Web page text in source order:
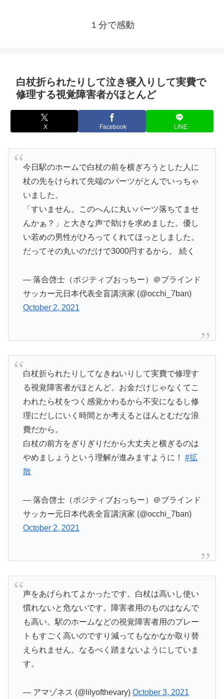
１分で感動
白杖折られたりして泣き寝入りして実費で
修理する視覚障害者がほとんど
X Facebook LINE
今日駅のホームで白杖の前を横ぎろうとした人に
杖の先をけられて先端のパーツがとんでいっちゃ
いました。
「すいません。このへんに丸いパーツ落ちてませ
んかぁ？」と大きな声で助けを求めました。優し
い若めの男性がひろってくれてほっとしました。
だってその丸いのだけで3000円するから。 続く
— 落合啓士（ポジティブおっちー）＠ブラインド
サッカー元日本代表全盲講演家 (@occhi_7ban)
October 2, 2021
白杖折られたりしてなきねいりして実費で修理す
る視覚障害者がほとんど。お金だけじゃなくてこ
われたら杖をつく感覚かわるから不安になるし修
理にだしにいく時間とか考えるとほんとむだな浪
費だから。
白杖の前方をぎりぎりだから大丈夫と横ぎるのは
やめましょうという理解が進みますように！ #拡
散
— 落合啓士（ポジティブおっちー）＠ブラインド
サッカー元日本代表全盲講演家 (@occhi_7ban)
October 2, 2021
声をあげられてよかったです。白杖は高いし使い
慣れないと危ないです。障害者用のものはなんで
も高い。駅のホームなどの視覚障害者用のプレー
トもすごく高いのですり減ってもなかなか取り替
えられません。なるべく踏まないようにしていま
す。
— アマゾネス (@lilyofthevary) October 3, 2021